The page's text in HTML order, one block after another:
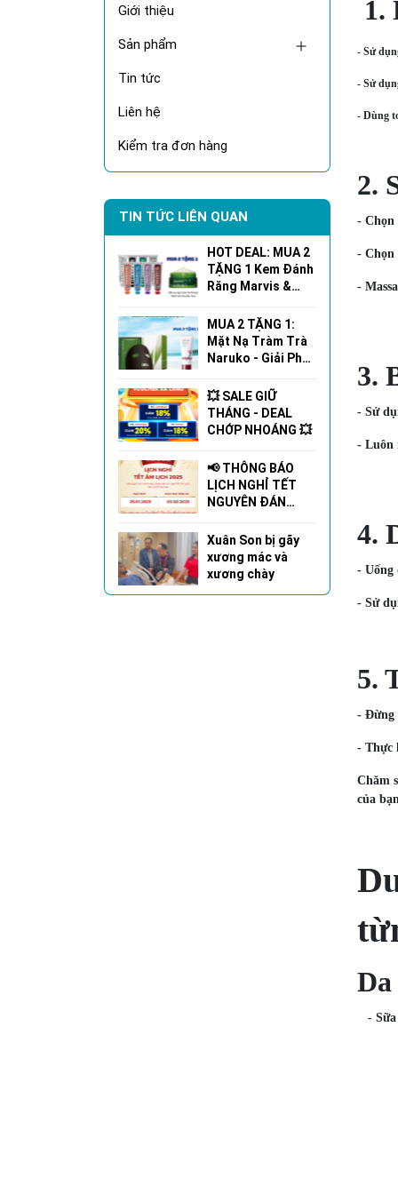
1.
- Sử
- Sử
- Dùng
2.
- Chọn
- Chọn
-
3.
- Sử
- Luôn
4.
- Uống
- Sử
5.
- Đừng
- Thực
Chăm
của
- Sữa
Giới thiệu
Sản phẩm
Tin tức
Liên hệ
Kiểm tra đơn hàng
TIN TỨC LIÊN QUAN
HOT DEAL: MUA 2
TẶNG 1 Kem Đánh
Răng Marvis &
Naruko!
MUA 2 TẶNG 1:
Mặt Nạ Tràm Trà
Naruko - Giải Pháp
Mụn Hoàn Hảo!
💥 SALE GIỮ
THÁNG - DEAL
CHỚP NHOÁNG 💥
📢 THÔNG BÁO
LỊCH NGHỈ TẾT
NGUYÊN ĐÁN
Xuân Son bị gãy
xương mác và
xương chày